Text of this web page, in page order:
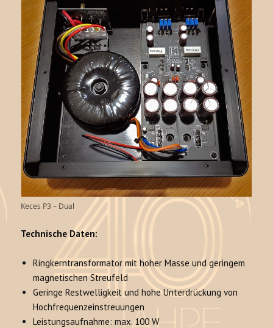
Keces P3 – Dual
Technische Daten:
Ringkerntransformator mit hoher Masse und geringem
magnetischen Streufeld
Geringe Restwelligkeit und hohe Unterdrückung von
Hochfrequenzeinstreuungen
Leistungsaufnahme: max. 100 W